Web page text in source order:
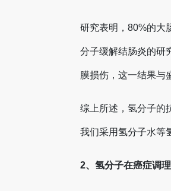
研究表明，80%的大
分子缓解结肠炎的研
膜损伤，这一结果与
综上所述，氢分子的
我们采用氢分子水等
2、氢分子在癌症调